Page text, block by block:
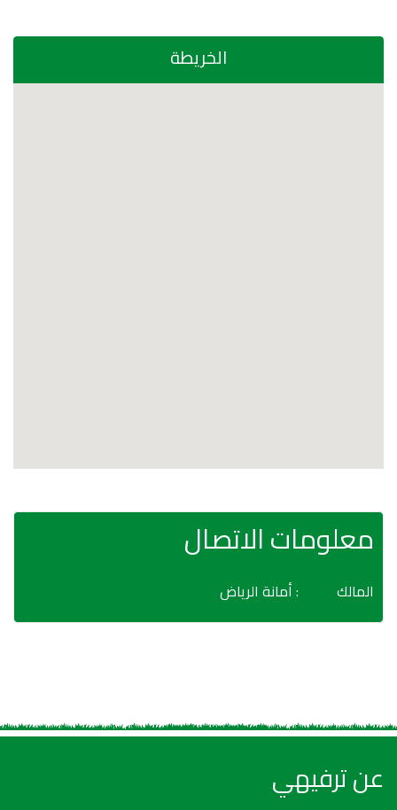
الخريطة
معلومات الاتصال
المالك : أمانة الرياض
عن ترفيهي